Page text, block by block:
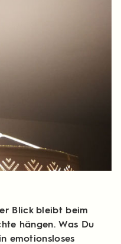
Blick bleibt beim
hängen. Was Du
emotionsloses